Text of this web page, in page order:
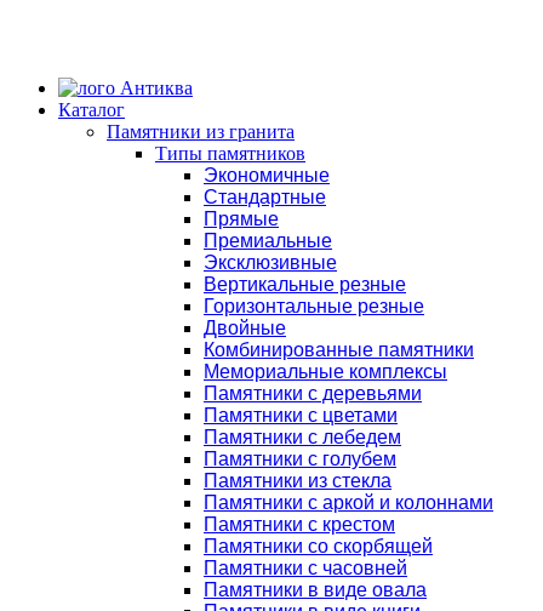
Каталог
Памятники из гранита
Типы памятников
Экономичные
Стандартные
Прямые
Премиальные
Эксклюзивные
Вертикальные резные
Горизонтальные резные
Двойные
Комбинированные памятники
Мемориальные комплексы
Памятники с деревьями
Памятники с цветами
Памятники с лебедем
Памятники с голубем
Памятники из стекла
Памятники с аркой и колоннами
Памятники с крестом
Памятники со скорбящей
Памятники с часовней
Памятники в виде овала